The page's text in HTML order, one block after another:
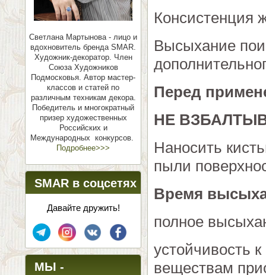
Светлана Мартынова - лицо и
вдохновитель бренда SMAR.
Художник-декоратор. Член
Союза Художников
Подмосковья. Автор мастер-
классов и статей по
различным техникам декора.
Победитель и многократный
призер художественных
Российских и
Международных конкурсов.
Подробнее>>>
SMAR в соцсетях
Давайте дружить!
МЫ -
Консистенция
Высыхание
Перед
НЕ
Наносить
пыли
Время
полное
устойчивость
веществам